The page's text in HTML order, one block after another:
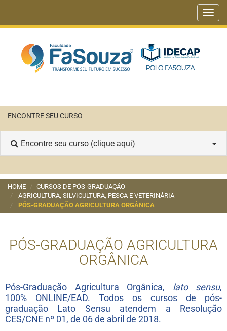
ENCONTRE SEU CURSO
Encontre seu curso (clique aqui)
HOME
CURSOS DE PÓS-GRADUAÇÃO
AGRICULTURA, SILVICULTURA, PESCA E VETERINÁRIA
PÓS-GRADUAÇÃO AGRICULTURA ORGÂNICA
PÓS-GRADUAÇÃO AGRICULTURA
ORGÂNICA
Pós-Graduação Agricultura Orgânica, lato sensu,
100% ONLINE/EAD. Todos os cursos de pós-
graduação Lato Sensu atendem a Resolução
CES/CNE nº 01, de 06 de abril de 2018.